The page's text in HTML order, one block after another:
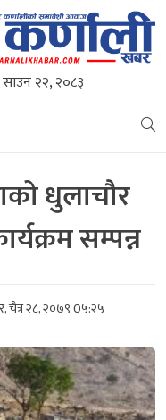
२२, २०८३
धुलाचौर
सम्पन्न
चैत्र २८, २०७९0५:२५